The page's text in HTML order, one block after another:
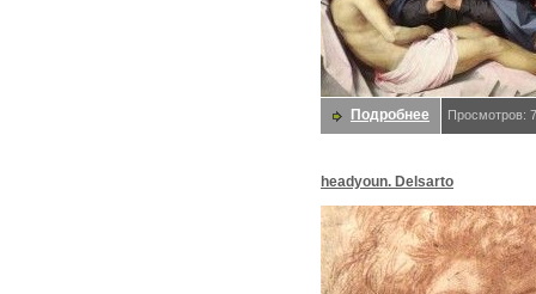
Подробнее Просмотров:
headyoun. Delsarto